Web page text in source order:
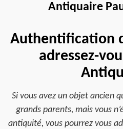
Antiquaire
Authentification
adressez-
Si vous avez un objet ancien
grands parents, mais vous
antiquité, vous pourrez vous